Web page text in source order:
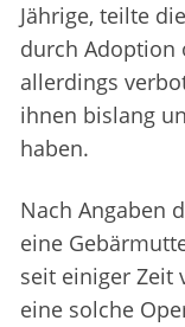
Jährige, teilte
durch Adoption
allerdings
ihnen bislang
haben.
Nach Angaben
eine
seit einiger Zeit
eine solche